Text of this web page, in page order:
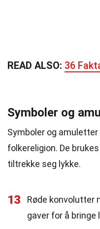
READ ALSO: 36
Symboler og
Symboler og
folkereligion. De
tiltrekke seg lykke.
13
Røde konvolutter
gaver for å bringe